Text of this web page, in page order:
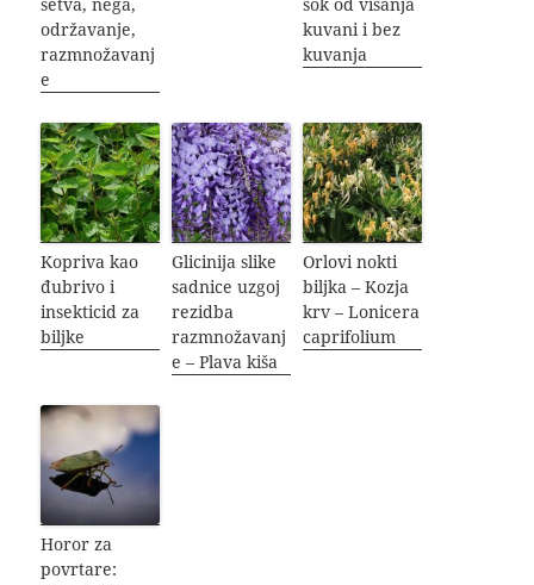
održavanje,
razmnožavanj
e
kuvani i bez
kuvanja
Kopriva kao
đubrivo i
insekticid za
biljke
Glicinija slike
sadnice uzgoj
rezidba
razmnožavanj
e – Plava kiša
Orlovi nokti
biljka – Kozja
krv – Lonicera
caprifolium
Horor za
povrtare: